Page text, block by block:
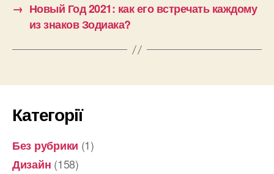
→ Новый Год 2021: как его встречать каждому
из знаков Зодиака?
Категорії
Без рубрики (1)
Дизайн (158)